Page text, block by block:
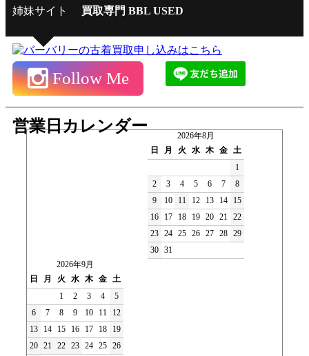
姉妹サイト 買取専門 BBL USED
Follow Me
営業日カレンダー
2026年8月
日
月 火 水 木 金 土
1
2
3 4 5 6 7
8
9
10 11 12 13 14
15
16
17 18 19 20 21 22
23 24 25 26 27 28 29
30 31
2026年9月
日
月 火 水 木 金 土
1
2 3 4
5
6
7 8 9 10 11
12
13
14 15 16 17 18
19
20 21 22 23 24 25 26